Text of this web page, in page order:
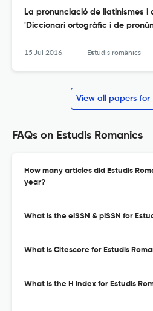
La pronunciació de llatinismes i
'Diccionari ortogràfic i de
15 Jul 2016 Estudis romànics
View all papers for
FAQs on Estudis Romanics
How many articles did Estudis
year?
What is the eISSN & pISSN for
What is Citescore for Estudis
What is the H Index for Estudis